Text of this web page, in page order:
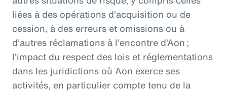
liées à des opérations d’acquisition ou de
cession, à des erreurs et omissions ou à
d’autres réclamations à l’encontre d’Aon ;
l’impact du respect des lois et réglementations
dans les juridictions où Aon exerce ses
activités, en particulier compte tenu de la